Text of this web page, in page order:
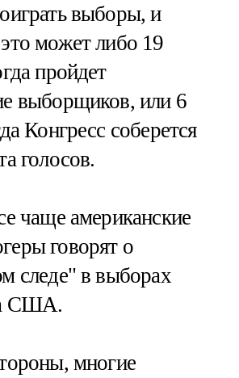
выборы, и
может либо 19
пройдет
выборщиков, или 6
Конгресс соберется
голосов.
чаще американские
говорят о
следе" в выборах
США.
многие